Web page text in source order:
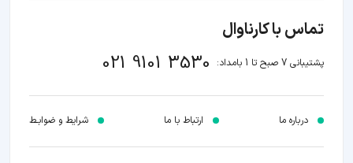
تماس با کارناوال
پشتیبانی 7 صبح تا 1 بامداد: 021 9101 3530
درباره ما ارتباط با ما شرایط و ضوابـط